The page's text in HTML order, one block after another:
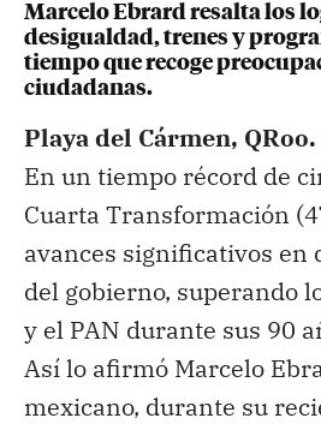
Marcelo Ebrard resalta los
desigualdad, trenes y
tiempo que recoge
ciudadanas.
Playa del Cármen,
En un tiempo récord de
Cuarta Transformación
avances significativos en
del gobierno, superando
y el PAN durante sus 90
Así lo afirmó Marcelo
mexicano, durante su